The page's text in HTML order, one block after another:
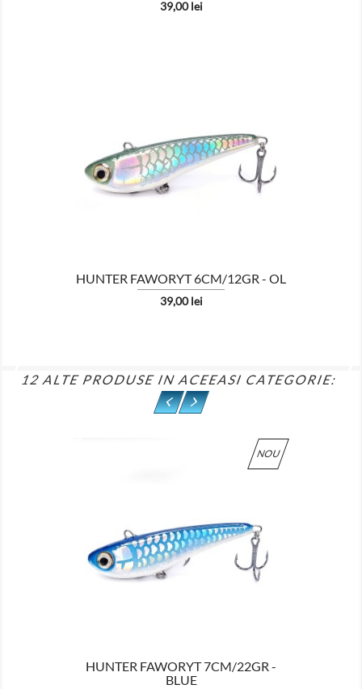
Pret
39,00 lei
HUNTER FAWORYT 6CM/12GR - OL
Pret
39,00 lei

12 ALTE PRODUSE IN ACEEASI CATEGORIE:
NOU
HUNTER FAWORYT 7CM/22GR -
BLUE
